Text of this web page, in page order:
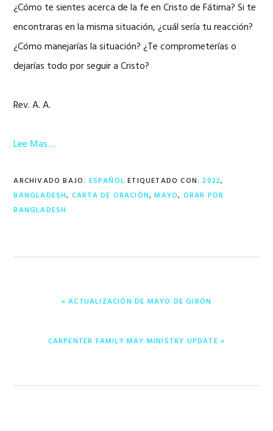
¿Cómo te sientes acerca de la fe en Cristo de Fátima? Si te
encontraras en la misma situación, ¿cuál sería tu reacción?
¿Cómo manejarías la situación? ¿Te comprometerías o
dejarías todo por seguir a Cristo?
Rev. A. A.
Lee Mas…
ARCHIVADO BAJO: ESPAÑOL ETIQUETADO CON:2022,
BANGLADESH, CARTA DE ORACIÓN,MAYO, ORAR POR
BANGLADESH
ENTRADA
« ACTUALIZACIÓN DE MAYO DE GIRÓN
ENTRADA
CARPENTER FAMILY MAY MINISTRY UPDATE »